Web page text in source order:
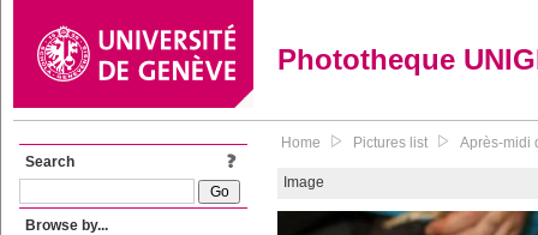
Phototheque
Search
Browse by...
Home Pictures list Après-midi
Image